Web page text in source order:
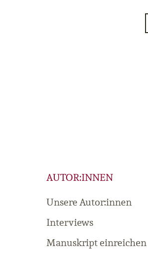
AUTOR:INNEN
Unsere Autor:innen
Interviews
Manuskript einreichen